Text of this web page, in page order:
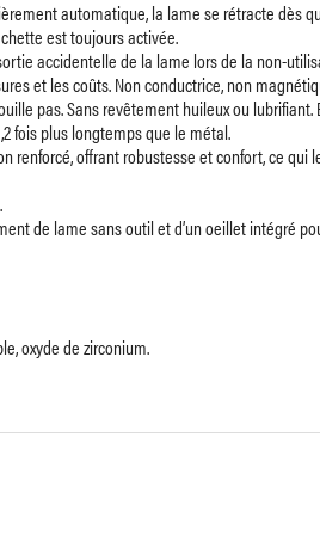
automatique, la lame se rétracte dès
est toujours activée.
accidentelle de la lame lors de la non-
et les coûts. Non conductrice, non
pas. Sans revêtement huileux ou lubrifiant.
fois plus longtemps que le métal.
renforcé, offrant robustesse et confort, ce qui
de lame sans outil et d’un oeillet intégré
oxyde de zirconium.